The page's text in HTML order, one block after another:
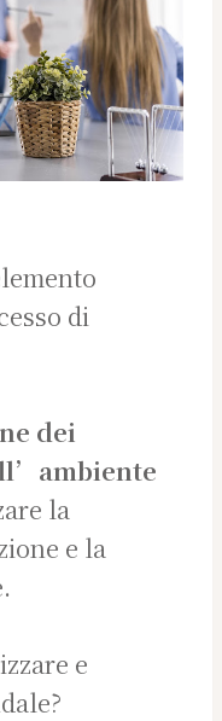
di
dei
la
e la
e